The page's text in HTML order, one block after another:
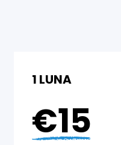
1 LUNA
€15